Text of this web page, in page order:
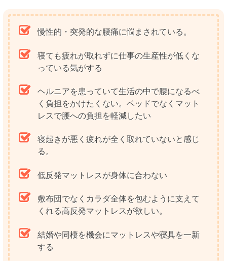
慢性的・突発的な腰痛に悩まされている。
寝ても疲れが取れずに仕事の生産性が低くな
っている気がする
ヘルニアを患っていて生活の中で腰になるべ
く負担をかけたくない。ベッドでなくマット
レスで腰への負担を軽減したい
寝起きが悪く疲れが全く取れていないと感じ
る。
低反発マットレスが身体に合わない
敷布団でなくカラダ全体を包むように支えて
くれる高反発マットレスが欲しい。
結婚や同棲を機会にマットレスや寝具を一新
する